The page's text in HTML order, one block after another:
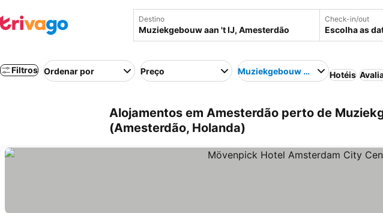
Destino Check-in/out
Escolha as
Filtros Ordenar por Preço Muziekgebouw aan 't IJHotéis
Alojamentos em Amesterdão perto de
(Amesterdão, Holanda)